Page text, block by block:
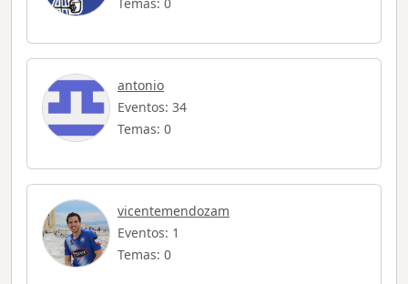
antonio
Eventos: 34
Temas: 0
vicentemendozam
Eventos: 1
Temas: 0